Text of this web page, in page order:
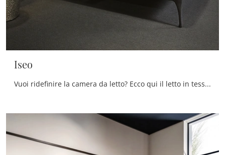
Iseo
Vuoi ridefinire la camera da letto? Ecco qui il letto in tessuto Iseo di Cantori per spazi moderni.